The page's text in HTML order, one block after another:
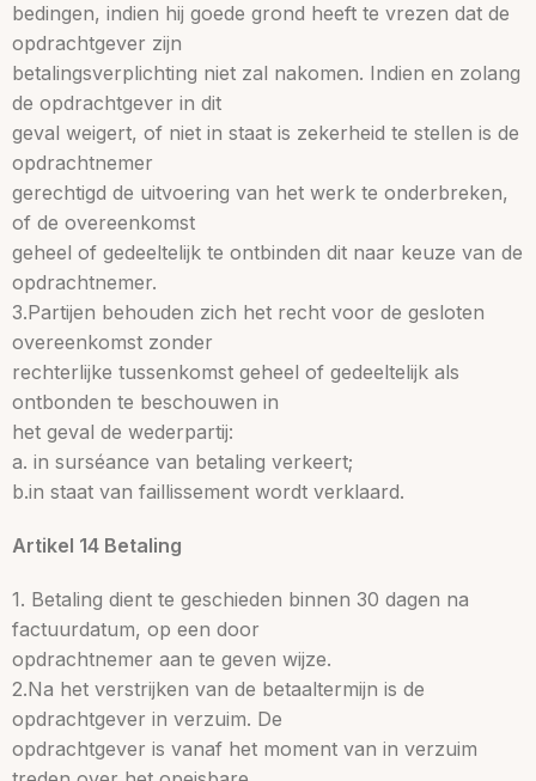
bedingen, indien hij goede grond heeft te vrezen dat de
opdrachtgever zijn
betalingsverplichting niet zal nakomen. Indien en zolang
de opdrachtgever in dit
geval weigert, of niet in staat is zekerheid te stellen is de
opdrachtnemer
gerechtigd de uitvoering van het werk te onderbreken,
of de overeenkomst
geheel of gedeeltelijk te ontbinden dit naar keuze van de
opdrachtnemer.
3.Partijen behouden zich het recht voor de gesloten
overeenkomst zonder
rechterlijke tussenkomst geheel of gedeeltelijk als
ontbonden te beschouwen in
het geval de wederpartij:
a. in surséance van betaling verkeert;
b.in staat van faillissement wordt verklaard.
Artikel 14 Betaling
1. Betaling dient te geschieden binnen 30 dagen na
factuurdatum, op een door
opdrachtnemer aan te geven wijze.
2.Na het verstrijken van de betaaltermijn is de
opdrachtgever in verzuim. De
opdrachtgever is vanaf het moment van in verzuim